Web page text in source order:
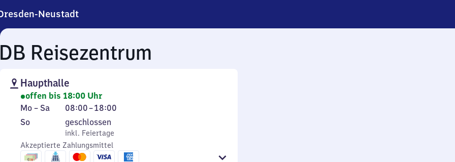
Neustadt
Reisezentrum
Haupthalle
offen bis 18:00 Uhr
Montag
bis
Mo – Sa 08:00–18:00
Von
8
Uhr
bis
18
Sonntag
So,
inkl. Feiertage
geschlossen
inkl. Feiertage
Akzeptierte Zahlungsmittel